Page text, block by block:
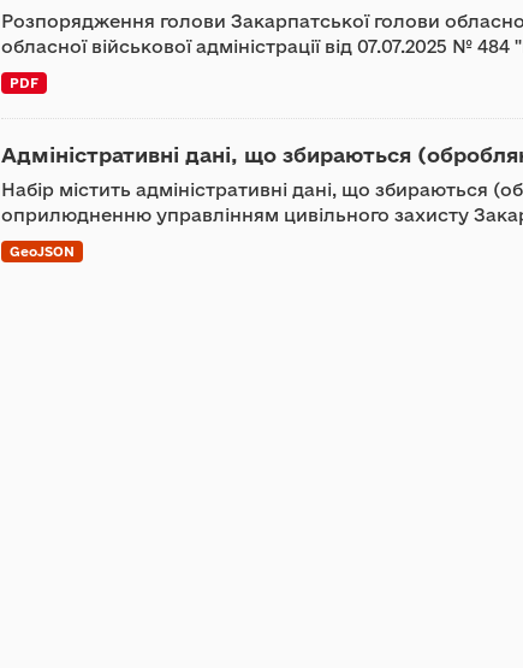
Розпорядження голови Закарпатської голови
обласної військової адміністрації від 07.07.2025 №
PDF
Адміністративні дані, що збираються
Набір містить адміністративні дані, що збираються
оприлюдненню управлінням цивільного захисту
GeoJSON